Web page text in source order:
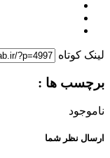
لینک کوتاه
برچسب ها :
ناموجود
ارسال نظر شما